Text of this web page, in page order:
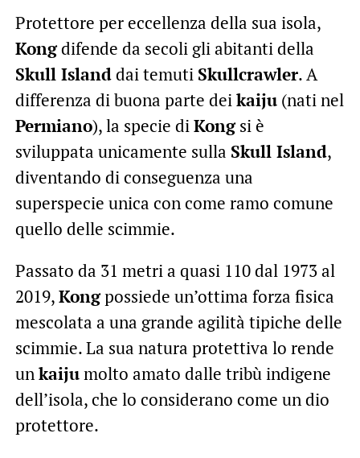
Protettore per eccellenza della sua isola,
Kongdifende da secoli gli abitanti della
Skull Islanddai temuti Skullcrawler. A
differenza di buona parte dei kaiju(nati nel
Permiano), la specie di Kongsi è
sviluppata unicamente sulla Skull Island,
diventando di conseguenza una
superspecie unica con come ramo comune
quello delle scimmie.
Passato da 31 metri a quasi 110 dal 1973 al
2019,Kongpossiede un’ottima forza fisica
mescolata a una grande agilità tipiche delle
scimmie. La sua natura protettiva lo rende
un kaijumolto amato dalle tribù indigene
dell’isola, che lo considerano come un dio
protettore.